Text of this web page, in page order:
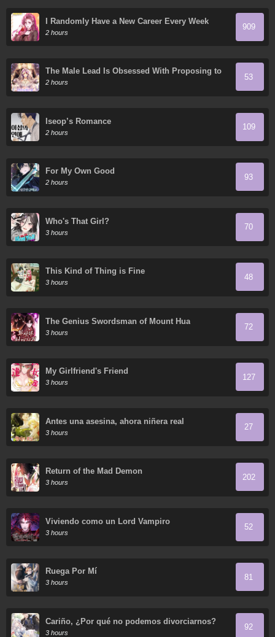
I Randomly Have a New Career Every Week
2 hours
909
The Male Lead Is Obsessed With Proposing to
Me
2 hours
53
Iseop’s Romance
2 hours
109
For My Own Good
2 hours
93
Who's That Girl?
3 hours
70
This Kind of Thing is Fine
3 hours
48
The Genius Swordsman of Mount Hua
3 hours
72
My Girlfriend's Friend
3 hours
127
Antes una asesina, ahora niñera real
3 hours
27
Return of the Mad Demon
3 hours
202
Viviendo como un Lord Vampiro
3 hours
52
Ruega Por Mí
3 hours
81
Cariño, ¿Por qué no podemos divorciarnos?
3 hours
92